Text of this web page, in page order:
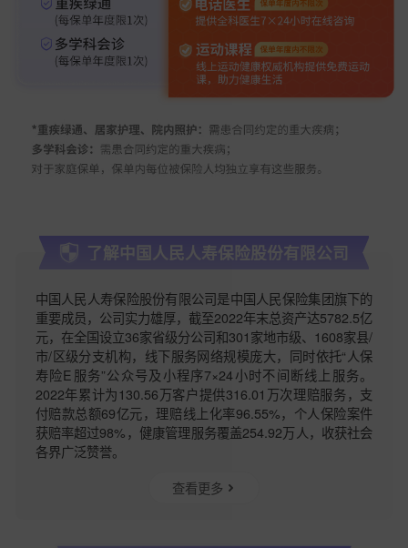
了解中国人民人寿保险股份有限公司
中国人民人寿保险股份有限公司是中国人民保险集团旗下的
重要成员，公司实力雄厚，截至2022年末总资产达5782.5亿
元，在全国设立36家省级分公司和301家地市级、1608家县/
市/区级分支机构，线下服务网络规模庞大，同时依托“人保
寿险E服务”公众号及小程序7×24小时不间断线上服务。
2022年累计为130.56万客户提供316.01万次理赔服务，支
付赔款总额69亿元，理赔线上化率96.55%，个人保险案件
获赔率超过98%，健康管理服务覆盖254.92万人，收获社会
各界广泛赞誉。
查看更多